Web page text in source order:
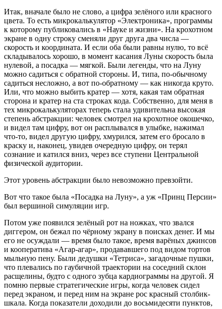
Итак, вначале было не слово, а цифра зелёного или красного
цвета. То есть микрокалькулятор «Электроника», программы
к которому публиковались в «Науке и жизни». На крохотном
экране в одну строку сменяли друг друга два числа —
скорость и координата. И если оба были равны нулю, то всё
складывалось хорошо, в момент касания Луны скорость была
нулевой, а посадка — мягкой. Были легенды, что на Луну
можно садиться с обратной стороны. И, типа, по-обычному
садиться несложно, а вот по-обратному — как никогда круто.
Или, что можно выбить кратер — хотя, какая там обратная
сторона и кратер на ста строках кода. Собственно, для меня в
тех микрокалькуляторах теперь стала удивительна высокая
степень абстракции: человек смотрел на крохотное окошечко,
и видел там цифру, вот он расплывался в улыбке, нажимал
что-то, видел другую цифру, хмурился, затем его бросало в
краску и, наконец, увидев очередную цифру, он терял
сознание и катился вниз, через все ступени Центральной
физической аудитории.
Этот уровень абстракции было невозможно превзойти.
Вот что такое была «Посадка на Луну», а уж «Принц Персии»
был вершиной симуляции игр.
Потом уже появился зелёный рот на ножках, что звался
диггером, он бежал по чёрному экрану в поисках денег. И мы
его не осуждали — время было такое, время варёных джинсов
и кооператива «Агар-агар», продававшего под видом тортов
мыльную пену. Были дедушки «Тетриса», загадочные пушки,
что плевались по гаубичной траектории на соседний склон
расщелины, будто с одного зубца кардиограммы на другой. Я
помню первые стратегические игры, когда человек сидел
перед экраном, и перед ним на экране рос красный столбик-
шкала. Когда показатели доходили до восьмидесяти пунктов,